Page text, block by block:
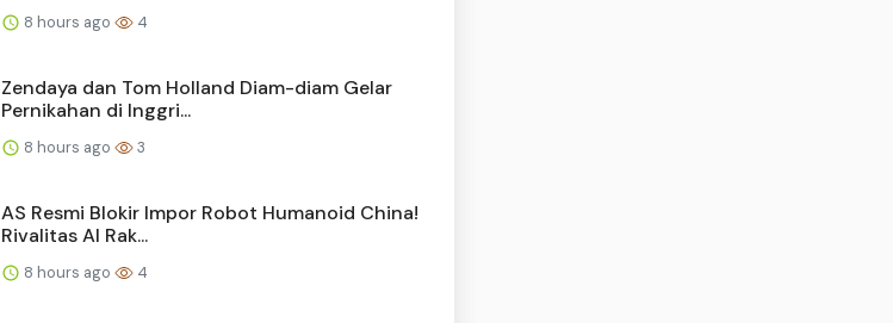
8 hours ago 4
Zendaya dan Tom Holland Diam-diam Gelar
Pernikahan di Inggri...
8 hours ago 3
AS Resmi Blokir Impor Robot Humanoid China!
Rivalitas AI Rak...
8 hours ago 4